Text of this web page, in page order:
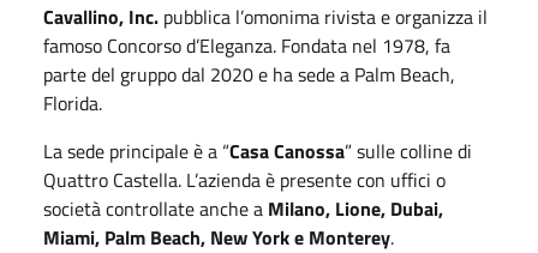
Cavallino, Inc. pubblica l’omonima rivista e organizza il
famoso Concorso d’Eleganza. Fondata nel 1978, fa
parte del gruppo dal 2020 e ha sede a Palm Beach,
Florida.
La sede principale è a “Casa Canossa” sulle colline di
Quattro Castella. L’azienda è presente con uffici o
società controllate anche a Milano, Lione, Dubai,
Miami, Palm Beach, New York e Monterey.